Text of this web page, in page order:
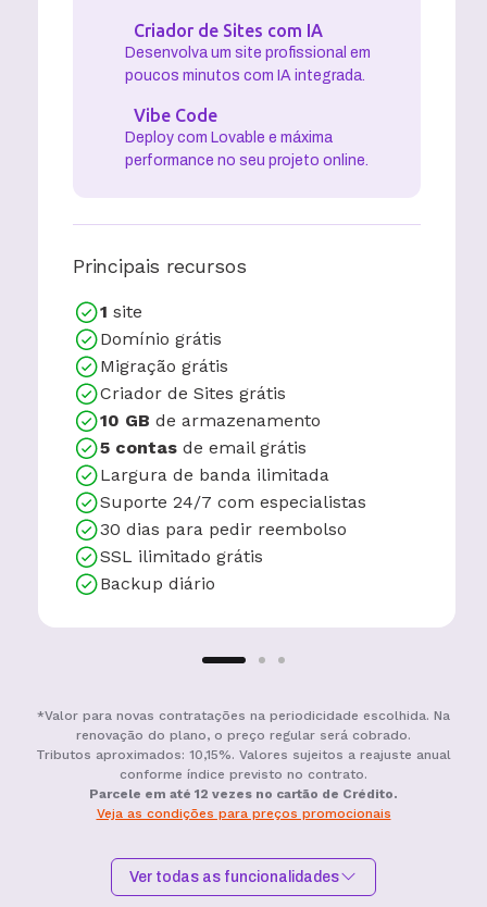
Criador de Sites com IA
Desenvolva um site profissional em
poucos minutos com IA integrada.
Vibe Code
Deploy com Lovable e máxima
performance no seu projeto online.
Principais recursos
1 site
Domínio grátis
Migração grátis
Criador de Sites grátis
10 GB de armazenamento
5 contas de email grátis
Largura de banda ilimitada
Suporte 24/7 com especialistas
30 dias para pedir reembolso
SSL ilimitado grátis
Backup diário
*Valor para novas contratações na periodicidade escolhida. Na
renovação do plano, o preço regular será cobrado.
Tributos aproximados: 10,15%. Valores sujeitos a reajuste anual
conforme índice previsto no contrato.
Parcele em até 12 vezes no cartão de Crédito.
Veja as condições para preços promocionais
Ver todas as funcionalidades